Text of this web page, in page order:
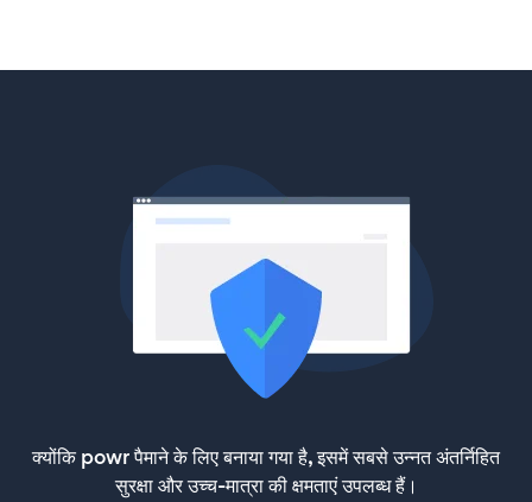
क्योंकि powr पैमाने के लिए बनाया गया है, इसमें सबसे उन्नत अंतर्निहित
सुरक्षा और उच्च-मात्रा की क्षमताएं उपलब्ध हैं।